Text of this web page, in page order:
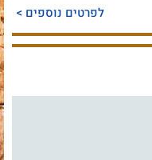
לפרטים נוספים >